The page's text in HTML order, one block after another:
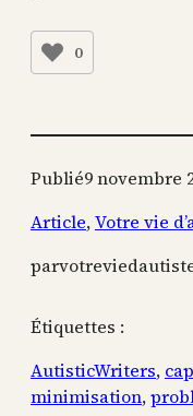
0
Publié9 novembre
Article, Votre vie
par
Étiquettes :
AutisticWriters,
minimisation,